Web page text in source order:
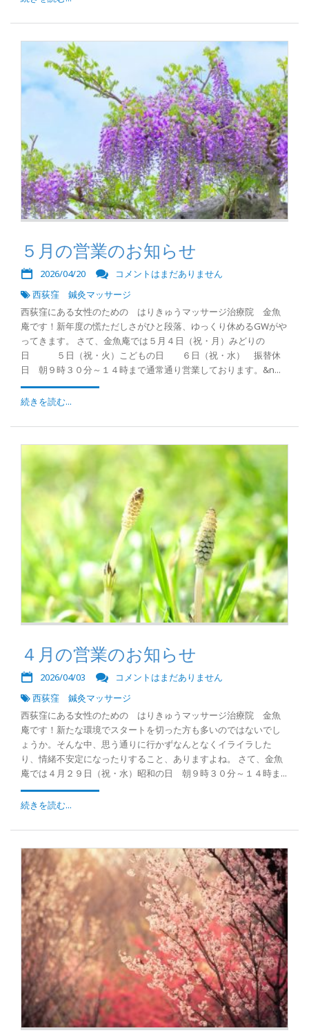
５月の営業のお知らせ
2026/04/20
コメントはまだありません
西荻窪 鍼灸マッサージ
西荻窪にある女性のための はりきゅうマッサージ治療院 金魚
庵です！新年度の慌ただしさがひと段落、ゆっくり休めるGWがや
ってきます。 さて、金魚庵では５月４日（祝・月）みどりの
日 ５日（祝・火）こどもの日 ６日（祝・水） 振替休
日 朝９時３０分～１４時まで通常通り営業しております。&n...
続きを読む...
４月の営業のお知らせ
2026/04/03
コメントはまだありません
西荻窪 鍼灸マッサージ
西荻窪にある女性のための はりきゅうマッサージ治療院 金魚
庵です！新たな環境でスタートを切った方も多いのではないでし
ょうか。そんな中、思う通りに行かずなんとなくイライラした
り、情緒不安定になったりすること、ありますよね。 さて、金魚
庵では４月２９日（祝・水）昭和の日 朝９時３０分～１４時ま...
続きを読む...